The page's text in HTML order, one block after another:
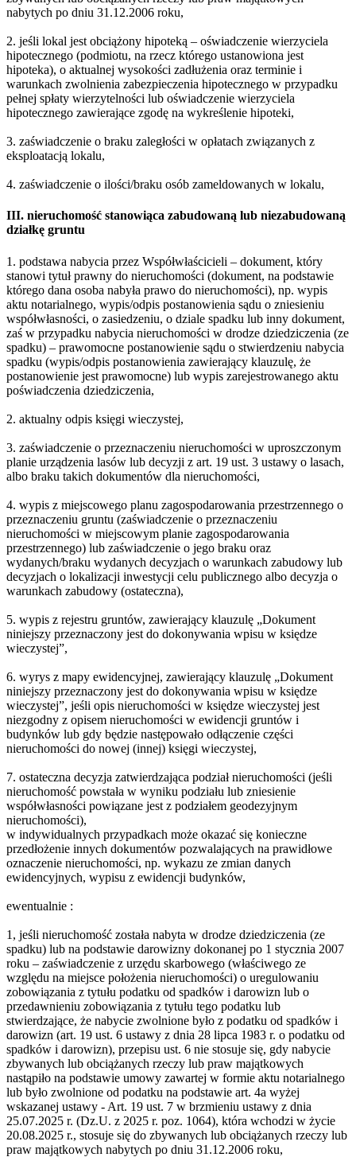
nabytych po dniu 31.12.2006 roku,
2. jeśli lokal jest obciążony hipoteką – oświadczenie wierzyciela
hipotecznego (podmiotu, na rzecz którego ustanowiona jest
hipoteka), o aktualnej wysokości zadłużenia oraz terminie i
warunkach zwolnienia zabezpieczenia hipotecznego w przypadku
pełnej spłaty wierzytelności lub oświadczenie wierzyciela
hipotecznego zawierające zgodę na wykreślenie hipoteki,
3. zaświadczenie o braku zaległości w opłatach związanych z
eksploatacją lokalu,
4. zaświadczenie o ilości/braku osób zameldowanych w lokalu,
III. nieruchomość stanowiąca zabudowaną lub niezabudowaną
działkę gruntu
1. podstawa nabycia przez Współwłaścicieli – dokument, który
stanowi tytuł prawny do nieruchomości (dokument, na podstawie
którego dana osoba nabyła prawo do nieruchomości), np. wypis
aktu notarialnego, wypis/odpis postanowienia sądu o zniesieniu
współwłasności, o zasiedzeniu, o dziale spadku lub inny dokument,
zaś w przypadku nabycia nieruchomości w drodze dziedziczenia (ze
spadku) – prawomocne postanowienie sądu o stwierdzeniu nabycia
spadku (wypis/odpis postanowienia zawierający klauzulę, że
postanowienie jest prawomocne) lub wypis zarejestrowanego aktu
poświadczenia dziedziczenia,
2. aktualny odpis księgi wieczystej,
3. zaświadczenie o przeznaczeniu nieruchomości w uproszczonym
planie urządzenia lasów lub decyzji z art. 19 ust. 3 ustawy o lasach,
albo braku takich dokumentów dla nieruchomości,
4. wypis z miejscowego planu zagospodarowania przestrzennego o
przeznaczeniu gruntu (zaświadczenie o przeznaczeniu
nieruchomości w miejscowym planie zagospodarowania
przestrzennego) lub zaświadczenie o jego braku oraz
wydanych/braku wydanych decyzjach o warunkach zabudowy lub
decyzjach o lokalizacji inwestycji celu publicznego albo decyzja o
warunkach zabudowy (ostateczna),
5. wypis z rejestru gruntów, zawierający klauzulę „Dokument
niniejszy przeznaczony jest do dokonywania wpisu w księdze
wieczystej”,
6. wyrys z mapy ewidencyjnej, zawierający klauzulę „Dokument
niniejszy przeznaczony jest do dokonywania wpisu w księdze
wieczystej”, jeśli opis nieruchomości w księdze wieczystej jest
niezgodny z opisem nieruchomości w ewidencji gruntów i
budynków lub gdy będzie następowało odłączenie części
nieruchomości do nowej (innej) księgi wieczystej,
7. ostateczna decyzja zatwierdzająca podział nieruchomości (jeśli
nieruchomość powstała w wyniku podziału lub zniesienie
współwłasności powiązane jest z podziałem geodezyjnym
nieruchomości),
w indywidualnych przypadkach może okazać się konieczne
przedłożenie innych dokumentów pozwalających na prawidłowe
oznaczenie nieruchomości, np. wykazu ze zmian danych
ewidencyjnych, wypisu z ewidencji budynków,
ewentualnie :
1, jeśli nieruchomość została nabyta w drodze dziedziczenia (ze
spadku) lub na podstawie darowizny dokonanej po 1 stycznia 2007
roku – zaświadczenie z urzędu skarbowego (właściwego ze
względu na miejsce położenia nieruchomości) o uregulowaniu
zobowiązania z tytułu podatku od spadków i darowizn lub o
przedawnieniu zobowiązania z tytułu tego podatku lub
stwierdzające, że nabycie zwolnione było z podatku od spadków i
darowizn (art. 19 ust. 6 ustawy z dnia 28 lipca 1983 r. o podatku od
spadków i darowizn), przepisu ust. 6 nie stosuje się, gdy nabycie
zbywanych lub obciążanych rzeczy lub praw majątkowych
nastąpiło na podstawie umowy zawartej w formie aktu notarialnego
lub było zwolnione od podatku na podstawie art. 4a wyżej
wskazanej ustawy - Art. 19 ust. 7 w brzmieniu ustawy z dnia
25.07.2025 r. (Dz.U. z 2025 r. poz. 1064), która wchodzi w życie
20.08.2025 r., stosuje się do zbywanych lub obciążanych rzeczy lub
praw majątkowych nabytych po dniu 31.12.2006 roku,